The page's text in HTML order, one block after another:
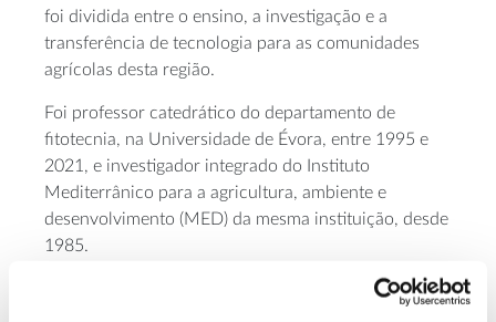
foi dividida entre o ensino, a investigação e a
transferência de tecnologia para as comunidades
agrícolas desta região.
Foi professor catedrático do departamento de
fitotecnia, na Universidade de Évora, entre 1995 e
2021, e investigador integrado do Instituto
Mediterrânico para a agricultura, ambiente e
desenvolvimento (MED) da mesma instituição, desde
1985.
Desempenha, desde a sua aposentação da vida